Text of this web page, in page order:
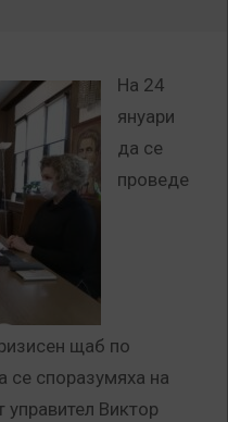
На 24
януари
да се
проведе
щаб по
се споразумяха на
Виктор